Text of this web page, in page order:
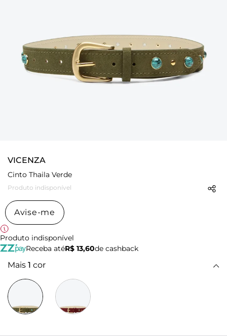
VICENZA
Cinto Thaila Verde
Produto indisponível
Avise-me
Produto indisponível
Receba atéR$ 13,60de cashback
Mais 1 cor